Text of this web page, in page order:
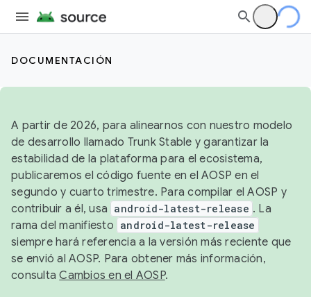
DOCUMENTACIÓN
A partir de 2026, para alinearnos con nuestro modelo
de desarrollo llamado Trunk Stable y garantizar la
estabilidad de la plataforma para el ecosistema,
publicaremos el código fuente en el AOSP en el
segundo y cuarto trimestre. Para compilar el AOSP y
contribuir a él, usa android-latest-release . La
rama del manifiesto android-latest-release
siempre hará referencia a la versión más reciente que
se envió al AOSP. Para obtener más información,
consultaCambios en el AOSP.